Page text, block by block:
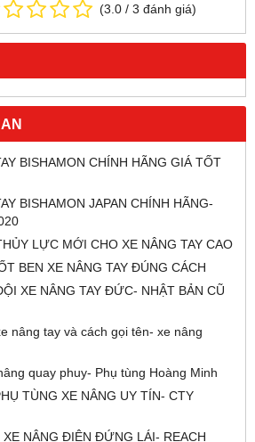
(3.0 / 3 đánh giá)
BISHAMON CHÍNH HÃNG GIÁ TỐT
BISHAMON JAPAN CHÍNH HÃNG-
LỰC MỚI CHO XE NÂNG TAY CAO
BEN XE NÂNG TAY ĐÚNG CÁCH
XE NÂNG TAY ĐỨC- NHẬT BẢN CŨ
nâng tay và cách gọi tên- xe nâng
quay phuy- Phụ tùng Hoàng Minh
TÙNG XE NÂNG UY TÍN- CTY
XE NÂNG ĐIỆN ĐỨNG LÁI- REACH